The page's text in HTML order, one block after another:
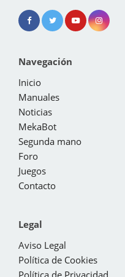
Navegación
Inicio
Manuales
Noticias
MekaBot
Segunda mano
Foro
Juegos
Contacto
Legal
Aviso Legal
Política de Cookies